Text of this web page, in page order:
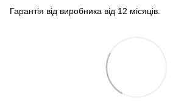
Гарантія від виробника від 12 місяців.